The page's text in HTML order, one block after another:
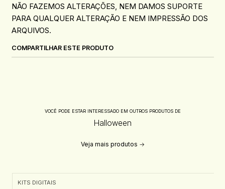
NÃO FAZEMOS ALTERAÇÕES, NEM DAMOS SUPORTE
PARA QUALQUER ALTERAÇÃO E NEM IMPRESSÃO DOS
ARQUIVOS.
COMPARTILHAR ESTE PRODUTO
VOCÊ PODE ESTAR INTERESSADO EM OUTROS PRODUTOS DE
Halloween
Veja mais produtos
KITS DIGITAIS